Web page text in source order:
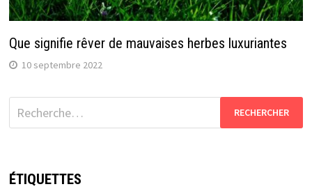
Que signifie rêver de mauvaises herbes luxuriantes
10 septembre 2022
Rechercher :
ÉTIQUETTES